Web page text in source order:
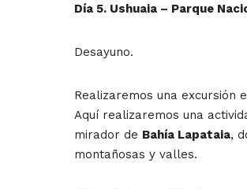
Día 5. Ushuaia – Parque
Desayuno.
Realizaremos una excursión
Aquí realizaremos una
mirador de Bahía Lapataia,
montañosas y valles.